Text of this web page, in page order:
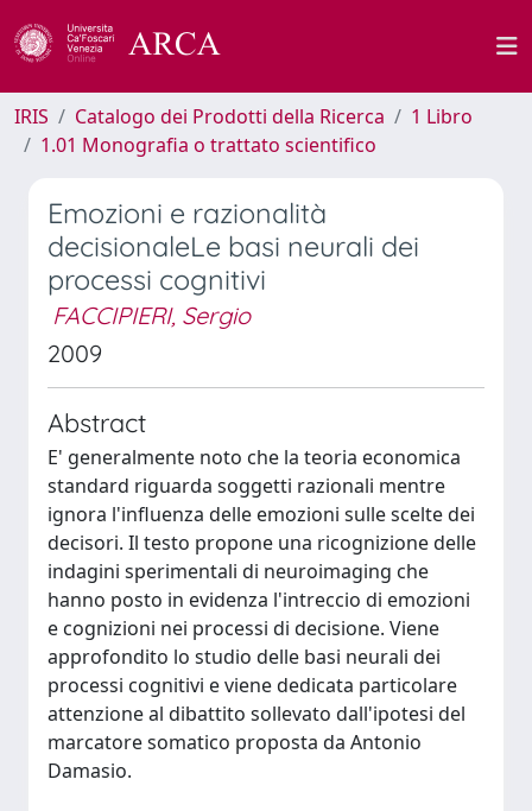
IRIS Catalogo dei Prodotti della Ricerca
1 Libro
1.01 Monografia o trattato scientifico
Emozioni e razionalità
decisionaleLe basi neurali dei
processi cognitivi
FACCIPIERI, Sergio
2009
Abstract
E' generalmente noto che la teoria economica
standard riguarda soggetti razionali mentre
ignora l'influenza delle emozioni sulle scelte dei
decisori. Il testo propone una ricognizione delle
indagini sperimentali di neuroimaging che
hanno posto in evidenza l'intreccio di emozioni
e cognizioni nei processi di decisione. Viene
approfondito lo studio delle basi neurali dei
processi cognitivi e viene dedicata particolare
attenzione al dibattito sollevato dall'ipotesi del
marcatore somatico proposta da Antonio
Damasio.